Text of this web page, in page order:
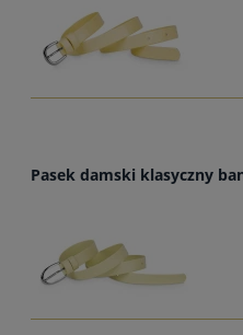
Pasek damski klasyczny